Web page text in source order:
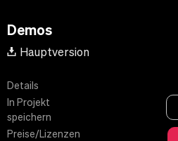
Demos
Hauptversion
Details
In Projekt
speichern
Preise/Lizenzen